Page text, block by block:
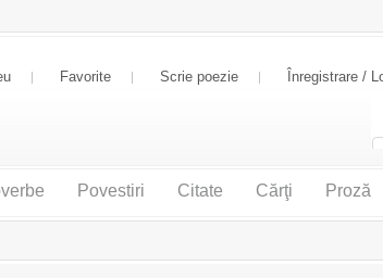
Favorite Scrie poezie Înregistrare /
Povestiri Citate Cărţi Proză